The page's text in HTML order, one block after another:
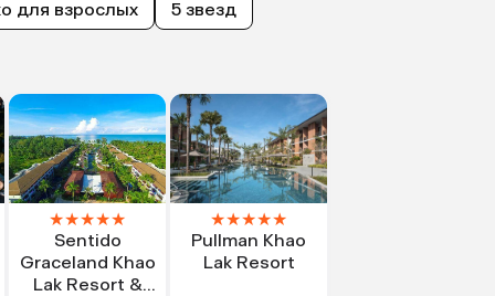
для взрослых 5 звезд
★★★★★
Sentido
Graceland Khao
Lak Resort &
★★★★★
Pullman Khao
Lak Resort